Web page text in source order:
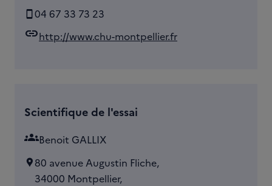
04 67 33 73 23
linkhttp://www.chu-montpellier.fr
Scientifique de l'essai
groupsBenoit GALLIX
80 avenue Augustin Fliche,
34000 Montpellier,